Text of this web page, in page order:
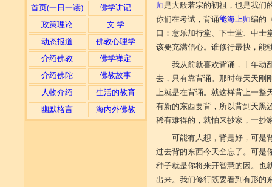
首页(一日一读)
佛学讲记
政策理论
文 学
动态报道
佛教心理学
介绍佛教
佛学禅定
介绍佛陀
佛教故事
人物介绍
生活的教育
幽默格言
海内外佛教
师是大般若宗的初祖，也是我们
你们在考试，背诵能海上师编的
口：意乐加行堂、下士堂、中士
该要充满信心。谁修行最快，能
我从前就喜欢背诵，十年动
去，只有靠背诵。那时每天天刚
上就是在背诵。就这样背上一整
有新的东西要背，所以背到天黑
稀有难得的，就怕来抄家，一抄
可能有人想，背是好，可是
过去背的东西今天全忘了。可是
种子就是你将来开智慧的因。也
出来。我们修行既要看到有形的